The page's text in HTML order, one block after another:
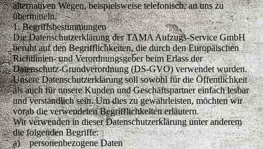
alternativen Wegen, beispielsweise telefonisch, an uns zu
übermitteln.
1. Begriffsbestimmungen
Die Datenschutzerklärung der TAMA Aufzugs-Service GmbH
beruht auf den Begrifflichkeiten, die durch den Europäischen
Richtlinien- und Verordnungsgeber beim Erlass der
Datenschutz-Grundverordnung (DS-GVO) verwendet wurden.
Unsere Datenschutzerklärung soll sowohl für die Öffentlichkeit
als auch für unsere Kunden und Geschäftspartner einfach lesbar
und verständlich sein. Um dies zu gewährleisten, möchten wir
vorab die verwendeten Begrifflichkeiten erläutern.
Wir verwenden in dieser Datenschutzerklärung unter anderem
die folgenden Begriffe:
a) personenbezogene Daten